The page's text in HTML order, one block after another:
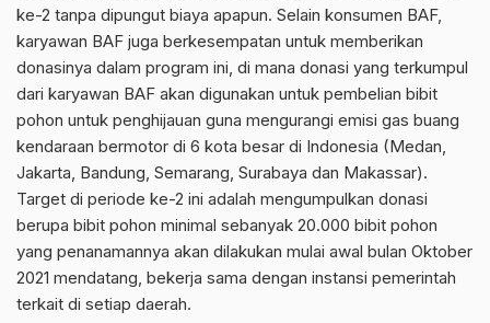
ke-2 tanpa dipungut biaya apapun. Selain konsumen BAF,
karyawan BAF juga berkesempatan untuk memberikan
donasinya dalam program ini, di mana donasi yang terkumpul
dari karyawan BAF akan digunakan untuk pembelian bibit
pohon untuk penghijauan guna mengurangi emisi gas buang
kendaraan bermotor di 6 kota besar di Indonesia (Medan,
Jakarta, Bandung, Semarang, Surabaya dan Makassar).
Target di periode ke-2 ini adalah mengumpulkan donasi
berupa bibit pohon minimal sebanyak 20.000 bibit pohon
yang penanamannya akan dilakukan mulai awal bulan Oktober
2021 mendatang, bekerja sama dengan instansi pemerintah
terkait di setiap daerah.